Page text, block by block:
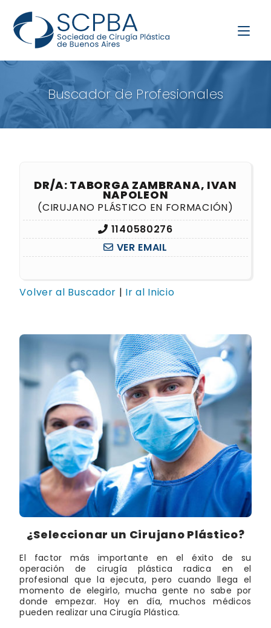
Buscador de Profesionales
DR/A: TABORGA ZAMBRANA, IVAN
NAPOLEON
(CIRUJANO PLÁSTICO EN FORMACIÓN)
1140580276
VER EMAIL
Volver al Buscador | Ir al Inicio
¿Seleccionar un Cirujano Plástico?
El factor más importante en el éxito de su
operación de cirugía plástica radica en el
profesional que la ejecuta, pero cuando llega el
momento de elegirlo, mucha gente no sabe por
donde empezar. Hoy en día, muchos médicos
pueden realizar una Cirugía Plástica.